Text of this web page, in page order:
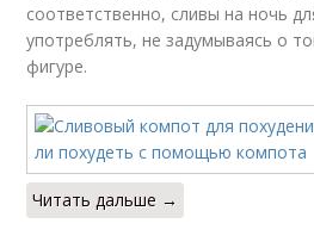
соответственно, сливы на ночь
употреблять, не задумываясь о
фигуре.
Читать дальше →